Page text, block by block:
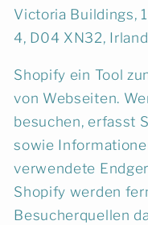
Victoria Buildings,
4, D04 XN32,
Shopify ein Tool
von Webseiten.
besuchen, erfasst
sowie
verwendete
Shopify werden
Besucherquellen